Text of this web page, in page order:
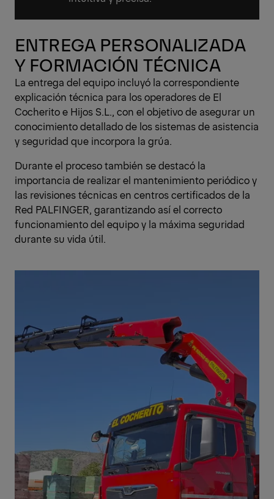
ENTREGA PERSONALIZADA
Y FORMACIÓN TÉCNICA
La entrega del equipo incluyó la correspondiente
explicación técnica para los operadores de El
Cocherito e Hijos S.L., con el objetivo de asegurar un
conocimiento detallado de los sistemas de asistencia
y seguridad que incorpora la grúa.
Durante el proceso también se destacó la
importancia de realizar el mantenimiento periódico y
las revisiones técnicas en centros certificados de la
Red PALFINGER, garantizando así el correcto
funcionamiento del equipo y la máxima seguridad
durante su vida útil.